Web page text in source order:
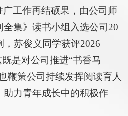
工作再结硕果，由公司师
集》读书小组入选公司20
苏俊义同学获评2026
是对公司推进“书香马
鞭策公司持续发挥阅读育人
力青年成长中的积极作